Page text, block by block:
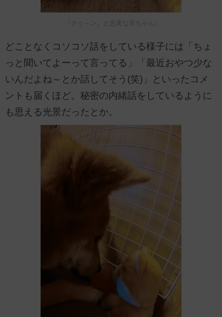
『クゥ～ン』と忠実な豆ちゃん♪
どことなくコソコソ話をしている様子には「ちょ
っと聞いてよーって言ってる」「最近おやつ少な
いんだよね～とか話してそう(笑)」といったコメ
ントも届くほど。秘密の内緒話をしているように
も思える光景だったとか。